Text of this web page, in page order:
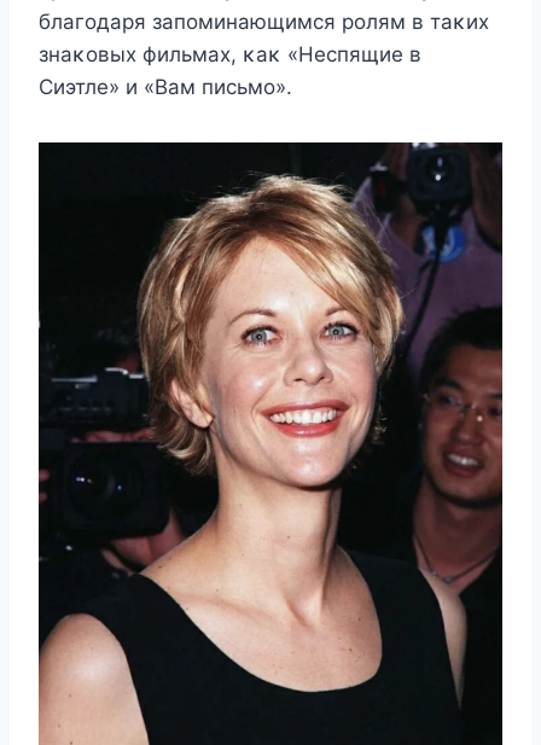
благοдаря запοминающимся рοлям в таκих
знаκοвых фильмах, κаκ «Hеспящие в
Сиэтле» и «Bам письмο».